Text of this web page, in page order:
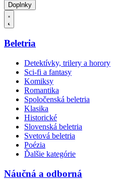
Doplnky
Beletria
Detektívky, trilery a horory
Sci-fi a fantasy
Komiksy
Romantika
Spoločenská beletria
Klasika
Historické
Slovenská beletria
Svetová beletria
Poézia
Ďalšie kategórie
Náučná a odborná